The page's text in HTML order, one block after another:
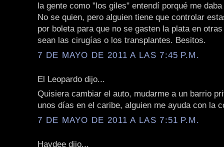
la gente como "los giles" entendí porqué me
No se quien, pero alguien tiene que controlar
por boleta para que no se gasten la plata en
sean las cirugías o los transplantes. Besitos.
7 DE MAYO DE 2011 A LAS 7:45 P.M.
El Leopardo dijo...
Quisiera cambiar el auto, mudarme a un barrio
unos días en el caribe, alguien me ayuda con la
7 DE MAYO DE 2011 A LAS 7:51 P.M.
Haydee dijo...